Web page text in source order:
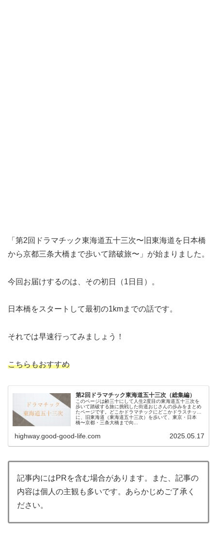
「第2回ドラマチック東海道五十三次〜旧東海道を日本橋
から京都三条大橋まで歩いて踏破旅〜」が始まりました。
今回お届けするのは、その初日（1日目）。
日本橋をスタートして最初の1kmまでの話です。
それでは早速行ってみましょう！
こちらもおすすめ
第2回ドラマチック東海道五十三次（総集編）
このページは齢三十にして人生2度目の東海道五十三次を
歩いて踏破する旅に挑戦した街道おじさんの歩みをまとめ
たページです。どこかドラマチックにどこかドラスチック
に、旧東海道（東海道五十三次）を歩いて、東京・日本
橋〜京都・三条大橋まで向...
highway.good-good-life.com 2025.05.17
記事内にはPRを含む場合があります。また、記事の
内容は個人の主観も多いです。あらかじめご了承く
ださい。